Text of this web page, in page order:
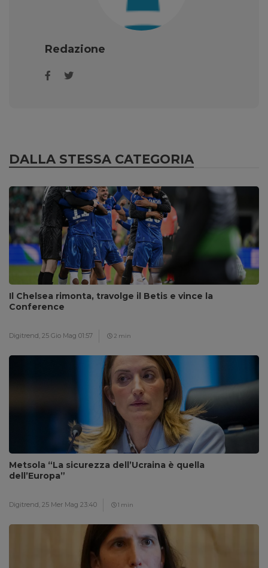
Redazione
DALLA STESSA CATEGORIA
Il Chelsea rimonta, travolge il Betis e vince la
Conference
Digitrend, 25 Gio Mag 01:57 2 min
Metsola “La sicurezza dell’Ucraina è quella
dell’Europa”
Digitrend, 25 Mer Mag 23:40 1 min